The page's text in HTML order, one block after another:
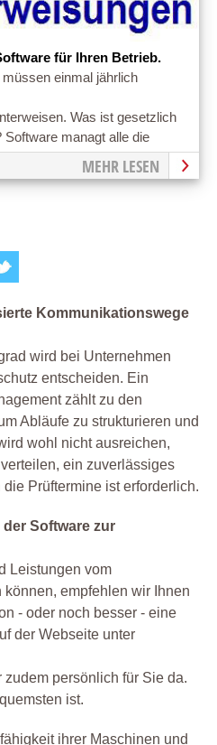
für Ihren Betrieb.
einmal jährlich
Was ist gesetzlich
managt alle die
MEHR LESEN
Kommunikationswege
wird bei Unternehmen
entscheiden. Ein
zählt zu den
Abläufe zu strukturieren und
wohl nicht ausreichen,
ein zuverlässiges
Prüftermine ist erforderlich.
Software zur
Leistungen vom
empfehlen wir Ihnen
- oder noch besser - eine
der Webseite unter
persönlich für Sie da.
ist.
ihrer Maschinen und